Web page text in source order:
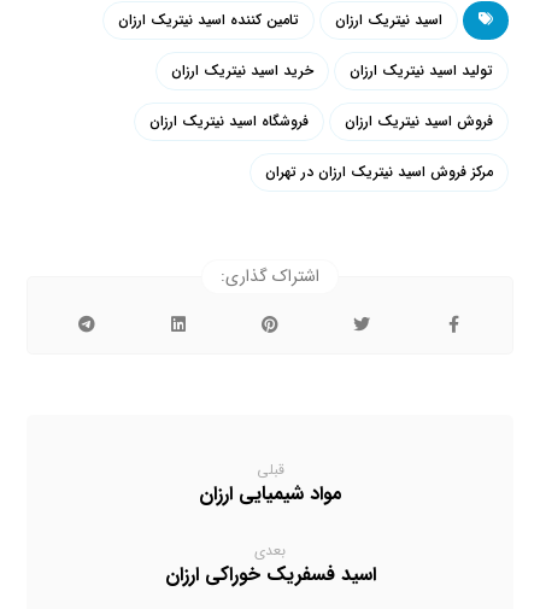
اسید نیتریک ارزان تامین کننده اسید نیتریک ارزان
تولید اسید نیتریک ارزان خرید اسید نیتریک ارزان
فروش اسید نیتریک ارزان فروشگاه اسید نیتریک ارزان
مرکز فروش اسید نیتریک ارزان در تهران
قبلی
مواد شیمیایی ارزان
بعدی
اسید فسفریک خوراکی ارزان